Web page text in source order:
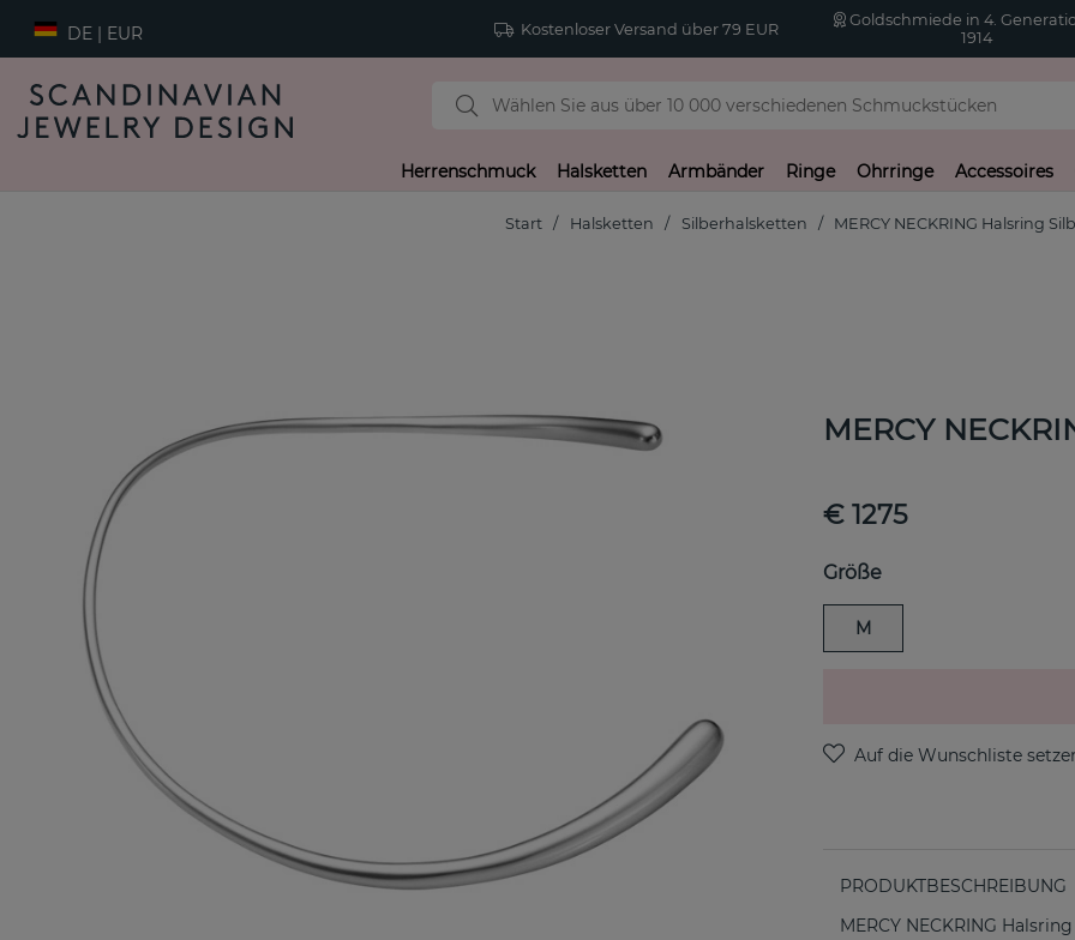
DE | EUR Kostenloser Versand über 79 EUR
Goldschmiede in 4.
1914
Herrenschmuck Halsketten Armbänder Ringe Ohrringe Accessoires
Start Halsketten Silberhalsketten MERCY NECKRING Halsring
MERCY
€ 1275
Größe
M
PRODUKTBESCHREIBUNG
MERCY NECKRING